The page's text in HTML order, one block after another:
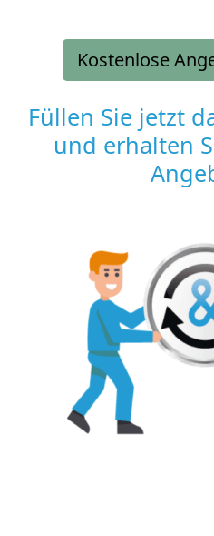
Kostenlose
Füllen Sie jetzt
und erhalten